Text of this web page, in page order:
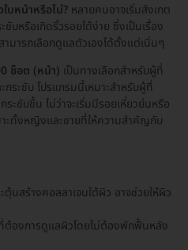
บหน้าหรือไม่? หลายคนอาจเริ่มสังเกต
บหรือเกิดริ้วรอยได้ง่าย ซึ่งเป็นเรื่อง
ารถเลือกดูแลตัวเองได้ตั้งแต่เนิ่นๆ
ช็อต (หน้า) เป็นทางเลือกสำหรับผู้ที่
ระชับ โปรแกรมนี้เหมาะสำหรับผู้ที่
ะชับขึ้น ไม่ว่าจะเริ่มมีรอยเหี่ยวย่นหรือ
ะทั้งหญิงและชายที่ให้ความสำคัญกับ
ตุ้นสร้างคอลลาเจนใต้ผิว อาจช่วยให้ผิว
ต้องการดูแลผิวโดยไม่ต้องพักฟื้นหลัง